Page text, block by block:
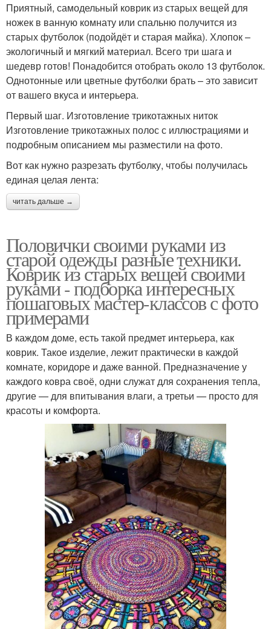
Приятный, самодельный коврик из старых вещей для
ножек в ванную комнату или спальню получится из
старых футболок (подойдёт и старая майка). Хлопок –
экологичный и мягкий материал. Всего три шага и
шедевр готов! Понадобится отобрать около 13 футболок.
Однотонные или цветные футболки брать – это зависит
от вашего вкуса и интерьера.
Первый шаг. Изготовление трикотажных ниток
Изготовление трикотажных полос с иллюстрациями и
подробным описанием мы разместили на фото.
Вот как нужно разрезать футболку, чтобы получилась
единая целая лента:
читать дальше →
Половички своими руками из
старой одежды разные техники.
Коврик из старых вещей своими
руками - подборка интересных
пошаговых мастер-классов с фото
примерами
В каждом доме, есть такой предмет интерьера, как
коврик. Такое изделие, лежит практически в каждой
комнате, коридоре и даже ванной. Предназначение у
каждого ковра своё, одни служат для сохранения тепла,
другие — для впитывания влаги, а третьи — просто для
красоты и комфорта.